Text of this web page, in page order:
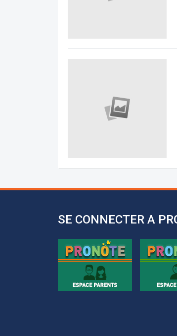
SE CONNECTER A